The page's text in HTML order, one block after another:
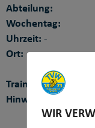
Abteilung:
Wochentag:
Uhrzeit: -
Ort:
Trainer:
Hinweis:
WIR